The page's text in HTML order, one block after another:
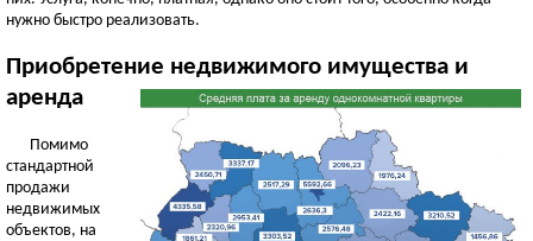
нужно быстро реализовать.
Приобретение недвижимого имущества и
аренда
Помимо
стандартной
продажи
недвижимых
объектов, на